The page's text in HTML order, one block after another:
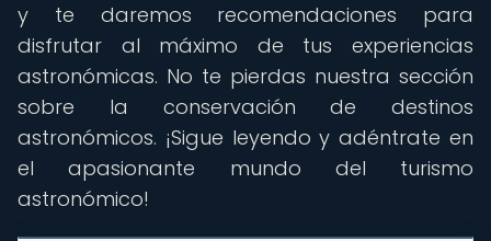
y te daremos recomendaciones para
disfrutar al máximo de tus experiencias
astronómicas. No te pierdas nuestra sección
sobre la conservación de destinos
astronómicos. ¡Sigue leyendo y adéntrate en
el apasionante mundo del turismo
astronómico!